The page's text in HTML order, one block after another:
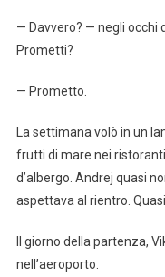
— Davvero? — negli occhi
Prometti?
— Prometto.
La settimana volò in un
frutti di mare nei
d’albergo. Andrej quasi
aspettava al rientro. Quasi.
Il giorno della partenza,
nell’aeroporto.